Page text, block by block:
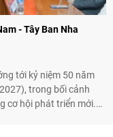
- Tây Ban Nha
tới kỷ niệm 50 năm
trong bối cảnh
cơ hội phát triển mới.